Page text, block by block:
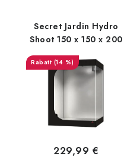
Secret Jardin Hydro
Shoot 150 x 150 x 200
(14 %)
229,99 €